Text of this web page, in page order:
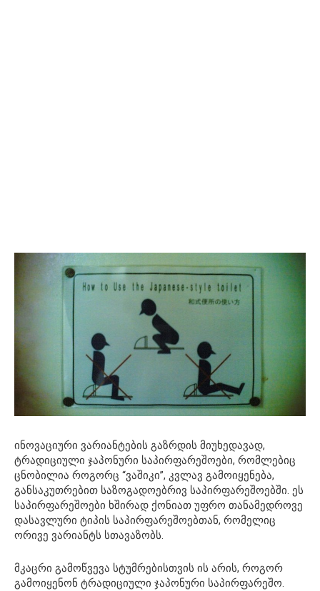
ინოვაციური ვარიანტების გაზრდის მიუხედავად,
ტრადიციული ჯაპონური საპირფარეშოები, რომლებიც
ცნობილია როგორც “ვაშიკი”, კვლავ გამოიყენება,
განსაკუთრებით საზოგადოებრივ საპირფარეშოებში. ეს
საპირფარეშოები ხშირად ქონიათ უფრო თანამედროვე
დასავლური ტიპის საპირფარეშოებთან, რომელიც
ორივე ვარიანტს სთავაზობს.
მკაცრი გამოწვევა სტუმრებისთვის ის არის, როგორ
გამოიყენონ ტრადიციული ჯაპონური საპირფარეშო.